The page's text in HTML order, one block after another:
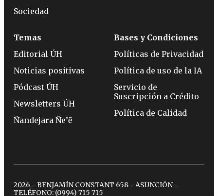
Sociedad
Temas
Editorial ÚH
Noticias positivas
Pódcast ÚH
Newsletters ÚH
Ñandejara Ñe’ẽ
Bases y Condiciones
Políticas de Privacidad
Política de uso de la IA
Servicio de
Suscripción a Crédito
Política de Calidad
2026 - BENJAMÍN CONSTANT 658 - ASUNCIÓN -
TELÉFONO: (0994) 715 715